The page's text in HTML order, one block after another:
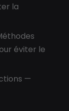
la
éviter le
—